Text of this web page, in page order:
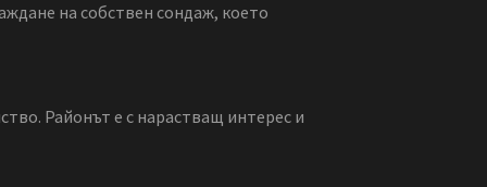
на собствен сондаж, което
Районът е с нарастващ интерес и